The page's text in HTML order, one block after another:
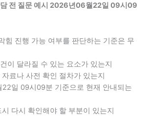
전 질문 예시 2026년06월22일 09시09
힘 진행 가능 여부를 판단하는 기준은 무
이 달라질 수 있는 요소가 있는지
료나 사전 확인 절차가 있는지
일 09시09분 기준으로 현재 안내되는
다시 확인해야 할 부분이 있는지